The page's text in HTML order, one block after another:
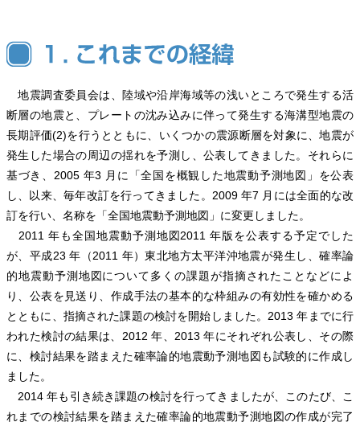
地震調査委員会は、陸域や沿岸海域等の浅いところで発生する活
断層の地震と、プレートの沈み込みに伴って発生する海溝型地震の
長期評価(2)を行うとともに、いくつかの震源断層を対象に、地震が
発生した場合の周辺の揺れを予測し、公表してきました。それらに
基づき、2005 年3 月に「全国を概観した地震動予測地図」を公表
し、以来、毎年改訂を行ってきました。2009 年7 月には全面的な改
訂を行い、名称を「全国地震動予測地図」に変更しました。
2011 年も全国地震動予測地図2011 年版を公表する予定でした
が、平成23 年（2011 年）東北地方太平洋沖地震が発生し、確率論
的地震動予測地図について多くの課題が指摘されたことなどによ
り、公表を見送り、作成手法の基本的な枠組みの有効性を確かめる
とともに、指摘された課題の検討を開始しました。2013 年までに行
われた検討の結果は、2012 年、2013 年にそれぞれ公表し、その際
に、検討結果を踏まえた確率論的地震動予測地図も試験的に作成し
ました。
2014 年も引き続き課題の検討を行ってきましたが、このたび、こ
れまでの検討結果を踏まえた確率論的地震動予測地図の作成が完了